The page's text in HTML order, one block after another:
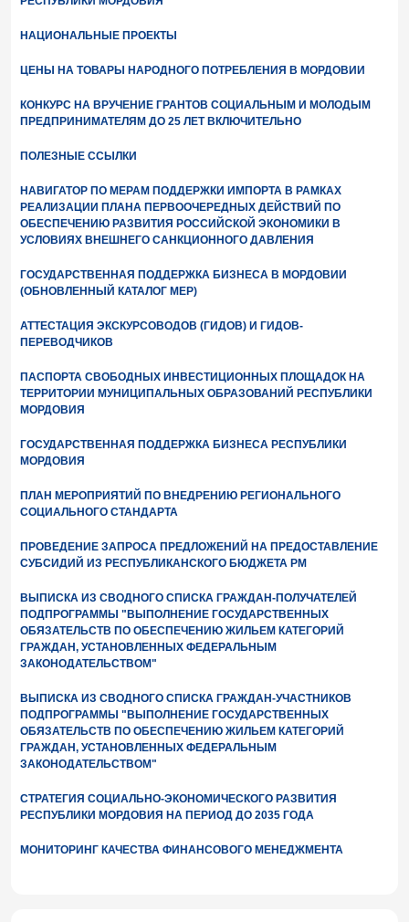
НАЦИОНАЛЬНЫЕ ПРОЕКТЫ
ЦЕНЫ НА ТОВАРЫ НАРОДНОГО ПОТРЕБЛЕНИЯ В МОРДОВИИ
КОНКУРС НА ВРУЧЕНИЕ ГРАНТОВ СОЦИАЛЬНЫМ И МОЛОДЫМ
ПРЕДПРИНИМАТЕЛЯМ ДО 25 ЛЕТ ВКЛЮЧИТЕЛЬНО
ПОЛЕЗНЫЕ ССЫЛКИ
НАВИГАТОР ПО МЕРАМ ПОДДЕРЖКИ ИМПОРТА В РАМКАХ
РЕАЛИЗАЦИИ ПЛАНА ПЕРВООЧЕРЕДНЫХ ДЕЙСТВИЙ ПО
ОБЕСПЕЧЕНИЮ РАЗВИТИЯ РОССИЙСКОЙ ЭКОНОМИКИ В
УСЛОВИЯХ ВНЕШНЕГО САНКЦИОННОГО ДАВЛЕНИЯ
ГОСУДАРСТВЕННАЯ ПОДДЕРЖКА БИЗНЕСА В МОРДОВИИ
(ОБНОВЛЕННЫЙ КАТАЛОГ МЕР)
АТТЕСТАЦИЯ ЭКСКУРСОВОДОВ (ГИДОВ) И ГИДОВ-
ПЕРЕВОДЧИКОВ
ПАСПОРТА СВОБОДНЫХ ИНВЕСТИЦИОННЫХ ПЛОЩАДОК НА
ТЕРРИТОРИИ МУНИЦИПАЛЬНЫХ ОБРАЗОВАНИЙ РЕСПУБЛИКИ
МОРДОВИЯ
ГОСУДАРСТВЕННАЯ ПОДДЕРЖКА БИЗНЕСА РЕСПУБЛИКИ
МОРДОВИЯ
ПЛАН МЕРОПРИЯТИЙ ПО ВНЕДРЕНИЮ РЕГИОНАЛЬНОГО
СОЦИАЛЬНОГО СТАНДАРТА
ПРОВЕДЕНИЕ ЗАПРОСА ПРЕДЛОЖЕНИЙ НА ПРЕДОСТАВЛЕНИЕ
СУБСИДИЙ ИЗ РЕСПУБЛИКАНСКОГО БЮДЖЕТА РМ
ВЫПИСКА ИЗ СВОДНОГО СПИСКА ГРАЖДАН-ПОЛУЧАТЕЛЕЙ
ПОДПРОГРАММЫ "ВЫПОЛНЕНИЕ ГОСУДАРСТВЕННЫХ
ОБЯЗАТЕЛЬСТВ ПО ОБЕСПЕЧЕНИЮ ЖИЛЬЕМ КАТЕГОРИЙ
ГРАЖДАН, УСТАНОВЛЕННЫХ ФЕДЕРАЛЬНЫМ
ЗАКОНОДАТЕЛЬСТВОМ"
ВЫПИСКА ИЗ СВОДНОГО СПИСКА ГРАЖДАН-УЧАСТНИКОВ
ПОДПРОГРАММЫ "ВЫПОЛНЕНИЕ ГОСУДАРСТВЕННЫХ
ОБЯЗАТЕЛЬСТВ ПО ОБЕСПЕЧЕНИЮ ЖИЛЬЕМ КАТЕГОРИЙ
ГРАЖДАН, УСТАНОВЛЕННЫХ ФЕДЕРАЛЬНЫМ
ЗАКОНОДАТЕЛЬСТВОМ"
СТРАТЕГИЯ СОЦИАЛЬНО-ЭКОНОМИЧЕСКОГО РАЗВИТИЯ
РЕСПУБЛИКИ МОРДОВИЯ НА ПЕРИОД ДО 2035 ГОДА
МОНИТОРИНГ КАЧЕСТВА ФИНАНСОВОГО МЕНЕДЖМЕНТА